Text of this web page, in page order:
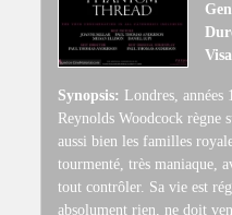
Synopsis: Londres,
Reynolds Woodcock règne
aussi bien les familles
tourmenté, très maniaque,
tout contrôler. Sa vie est
absolument rien, ne doit